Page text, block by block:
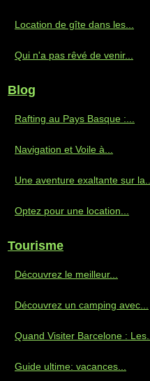
Location de gîte dans les...
Qui n'a pas rêvé de venir...
Blog
Rafting au Pays Basque :...
Navigation et Voile à...
Une aventure exaltante sur la...
Optez pour une location...
Tourisme
Découvrez le meilleur...
Découvrez un camping avec...
Quand Visiter Barcelone : Les...
Guide ultime: vacances...